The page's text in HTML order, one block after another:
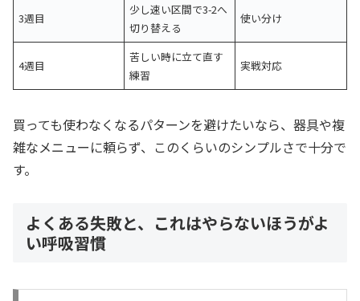
3週目
少し速い区間で3-2へ
切り替える
使い分け
4週目
苦しい時に立て直す
練習
実戦対応
買っても使わなくなるパターンを避けたいなら、器具や複
雑なメニューに頼らず、このくらいのシンプルさで十分で
す。
よくある失敗と、これはやらないほうがよ
い呼吸習慣